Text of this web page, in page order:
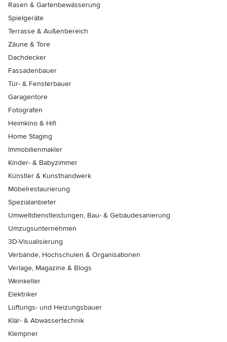
Rasen & Gartenbewässerung
Spielgeräte
Terrasse & Außenbereich
Zäune & Tore
Dachdecker
Fassadenbauer
Tür- & Fensterbauer
Garagentore
Fotografen
Heimkino & Hifi
Home Staging
Immobilienmakler
Kinder- & Babyzimmer
Künstler & Kunsthandwerk
Möbelrestaurierung
Spezialanbieter
Umweltdienstleistungen, Bau- & Gebäudesanierung
Umzugsunternehmen
3D-Visualisierung
Verbände, Hochschulen & Organisationen
Verlage, Magazine & Blogs
Weinkeller
Elektriker
Lüftungs- und Heizungsbauer
Klär- & Abwassertechnik
Klempner